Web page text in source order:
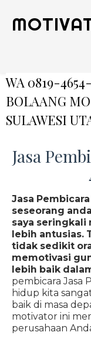
WA 0819-
BOLAANG
SULAWESI
Jasa
Jasa
seseorang
saya
lebih antusias.
tidak sedikit
memotivasi
lebih baik
pembicara Jasa
hidup kita
baik di masa
motivator ini
perusahaan